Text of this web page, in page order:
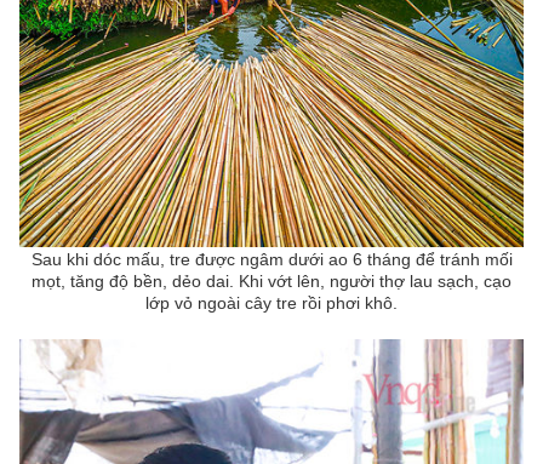
Sau khi dóc mấu, tre được ngâm dưới ao 6 tháng để tránh mối
mọt, tăng độ bền, dẻo dai. Khi vớt lên, người thợ lau sạch, cạo
lớp vỏ ngoài cây tre rồi phơi khô.